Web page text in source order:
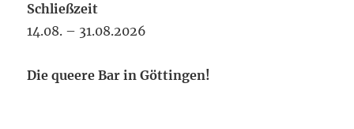
Schließzeit
14.08. – 31.08.2026
Die queere Bar in Göttingen!